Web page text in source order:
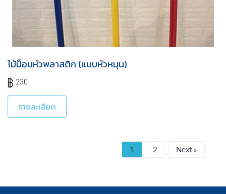
ไม้ม็อบหัวพลาสติก (แบบหัวหมุน)
230
รายละเอียด
1 2 Next »